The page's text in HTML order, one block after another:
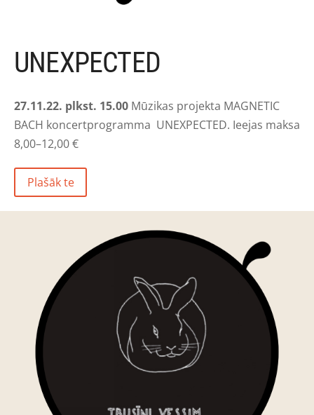
UNEXPECTED
27.11.22. plkst. 15.00 Mūzikas projekta MAGNETIC
BACH koncertprogramma UNEXPECTED. Ieejas maksa
8,00–12,00 €
Plašāk te